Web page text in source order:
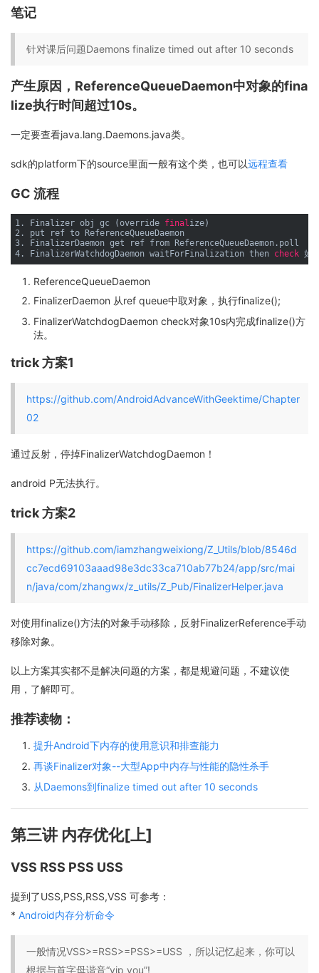
笔记
针对课后问题Daemons finalize timed out after 10 seconds
产生原因，ReferenceQueueDaemon中对象的fina
lize执行时间超过10s。
一定要查看java.lang.Daemons.java类。
sdk的platform下的source里面一般有这个类，也可以远程查看
GC 流程
1. Finalizer obj gc (override finalize)
2. put ref to ReferenceQueueDaemon
3. FinalizerDaemon get ref from ReferenceQueueDaemon.poll
4. FinalizerWatchdogDaemon waitForFinalization then check
ReferenceQueueDaemon
FinalizerDaemon 从ref queue中取对象，执行finalize();
FinalizerWatchdogDaemon check对象10s内完成finalize()方
法。
trick 方案1
https://github.com/AndroidAdvanceWithGeektime/Chapter
02
通过反射，停掉FinalizerWatchdogDaemon！
android P无法执行。
trick 方案2
https://github.com/iamzhangweixiong/Z_Utils/blob/8546d
cc7ecd69103aaad98e3dc33ca710ab77b24/app/src/mai
n/java/com/zhangwx/z_utils/Z_Pub/FinalizerHelper.java
对使用finalize()方法的对象手动移除，反射FinalizerReference手动
移除对象。
以上方案其实都不是解决问题的方案，都是规避问题，不建议使
用，了解即可。
推荐读物：
提升Android下内存的使用意识和排查能力
再谈Finalizer对象--大型App中内存与性能的隐性杀手
从Daemons到finalize timed out after 10 seconds
第三讲 内存优化[上]
VSS RSS PSS USS
提到了USS,PSS,RSS,VSS 可参考：
* Android内存分析命令
一般情况VSS>=RSS>=PSS>=USS ，所以记忆起来，你可以
根据与首字母谐音“vip you”!